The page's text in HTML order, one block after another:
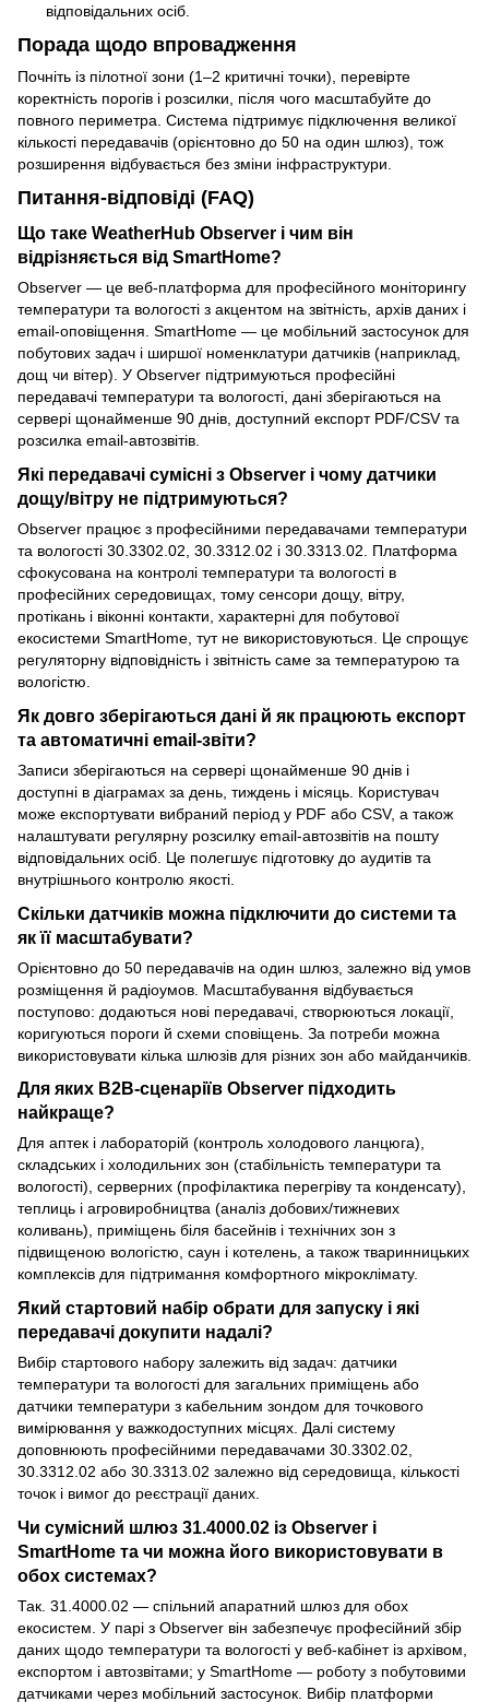
відповідальних осіб.
Порада щодо впровадження
Почніть із пілотної зони (1–2 критичні точки), перевірте
коректність порогів і розсилки, після чого масштабуйте до
повного периметра. Система підтримує підключення великої
кількості передавачів (орієнтовно до 50 на один шлюз), тож
розширення відбувається без зміни інфраструктури.
Питання-відповіді (FAQ)
Що таке WeatherHub Observer і чим він
відрізняється від SmartHome?
Observer — це веб-платформа для професійного моніторингу
температури та вологості з акцентом на звітність, архів даних і
email-оповіщення. SmartHome — це мобільний застосунок для
побутових задач і ширшої номенклатури датчиків (наприклад,
дощ чи вітер). У Observer підтримуються професійні
передавачі температури та вологості, дані зберігаються на
сервері щонайменше 90 днів, доступний експорт PDF/CSV та
розсилка email-автозвітів.
Які передавачі сумісні з Observer і чому датчики
дощу/вітру не підтримуються?
Observer працює з професійними передавачами температури
та вологості 30.3302.02, 30.3312.02 і 30.3313.02. Платформа
сфокусована на контролі температури та вологості в
професійних середовищах, тому сенсори дощу, вітру,
протікань і віконні контакти, характерні для побутової
екосистеми SmartHome, тут не використовуються. Це спрощує
регуляторну відповідність і звітність саме за температурою та
вологістю.
Як довго зберігаються дані й як працюють експорт
та автоматичні email-звіти?
Записи зберігаються на сервері щонайменше 90 днів і
доступні в діаграмах за день, тиждень і місяць. Користувач
може експортувати вибраний період у PDF або CSV, а також
налаштувати регулярну розсилку email-автозвітів на пошту
відповідальних осіб. Це полегшує підготовку до аудитів та
внутрішнього контролю якості.
Скільки датчиків можна підключити до системи та
як її масштабувати?
Орієнтовно до 50 передавачів на один шлюз, залежно від умов
розміщення й радіоумов. Масштабування відбувається
поступово: додаються нові передавачі, створюються локації,
коригуються пороги й схеми сповіщень. За потреби можна
використовувати кілька шлюзів для різних зон або майданчиків.
Для яких B2B-сценаріїв Observer підходить
найкраще?
Для аптек і лабораторій (контроль холодового ланцюга),
складських і холодильних зон (стабільність температури та
вологості), серверних (профілактика перегріву та конденсату),
теплиць і агровиробництва (аналіз добових/тижневих
коливань), приміщень біля басейнів і технічних зон з
підвищеною вологістю, саун і котелень, а також тваринницьких
комплексів для підтримання комфортного мікроклімату.
Який стартовий набір обрати для запуску і які
передавачі докупити надалі?
Вибір стартового набору залежить від задач: датчики
температури та вологості для загальних приміщень або
датчики температури з кабельним зондом для точкового
вимірювання у важкодоступних місцях. Далі систему
доповнюють професійними передавачами 30.3302.02,
30.3312.02 або 30.3313.02 залежно від середовища, кількості
точок і вимог до реєстрації даних.
Чи сумісний шлюз 31.4000.02 із Observer і
SmartHome та чи можна його використовувати в
обох системах?
Так. 31.4000.02 — спільний апаратний шлюз для обох
екосистем. У парі з Observer він забезпечує професійний збір
даних щодо температури та вологості у веб-кабінет із архівом,
експортом і автозвітами; у SmartHome — роботу з побутовими
датчиками через мобільний застосунок. Вибір платформи